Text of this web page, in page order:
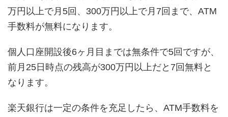
万円以上で月5回、300万円以上で月7回まで、ATM
手数料が無料になります。
個人口座開設後6ヶ月目までは無条件で5回ですが、
前月25日時点の残高が300万円以上だと7回無料と
なります。
楽天銀行は一定の条件を充足したら、ATM手数料を